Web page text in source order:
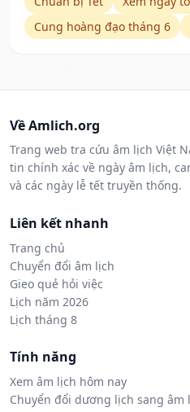
Cung hoàng đạo tháng 6
Về Amlich.org
Trang web tra cứu âm lịch Việt
tin chính xác về ngày âm lịch,
và các ngày lễ tết truyền thống.
Liên kết nhanh
Trang chủ
Chuyển đổi âm lịch
Gieo quẻ hỏi việc
Lịch năm 2026
Lịch tháng 8
Tính năng
Xem âm lịch hôm nay
Chuyển đổi dương lịch sang âm